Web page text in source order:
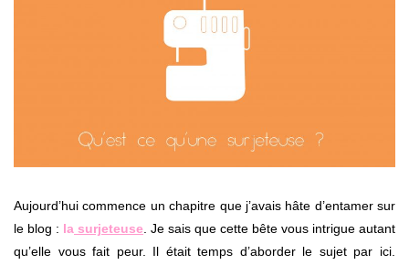
Aujourd’hui commence un chapitre que j’avais hâte d’entamer sur
le blog : la surjeteuse . Je sais que cette bête vous intrigue autant
qu’elle vous fait peur. Il était temps d’aborder le sujet par ici.